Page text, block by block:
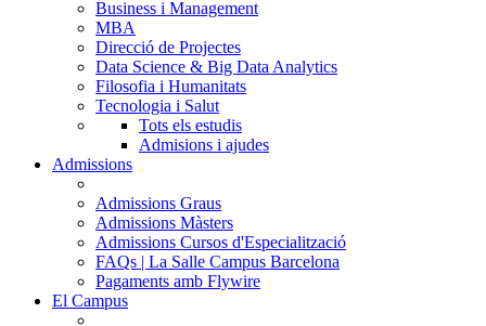
Business i Management
MBA
Direcció de Projectes
Data Science & Big Data Analytics
Filosofia i Humanitats
Tecnologia i Salut
Tots els estudis
Admisions i ajudes
Admissions
Admissions Graus
Admissions Màsters
Admissions Cursos d'Especialització
FAQs | La Salle Campus Barcelona
Pagaments amb Flywire
El Campus